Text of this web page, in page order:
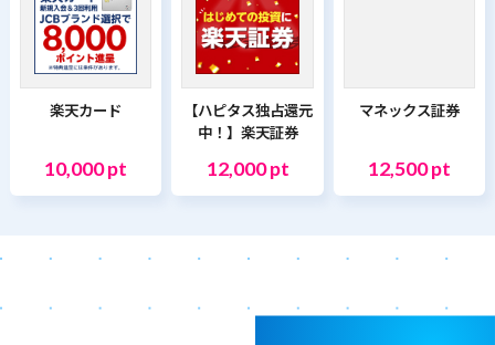
楽天カード
10,000 pt
【ハピタス独占還元
中！】楽天証券
12,000 pt
マネックス証券
12,500 pt